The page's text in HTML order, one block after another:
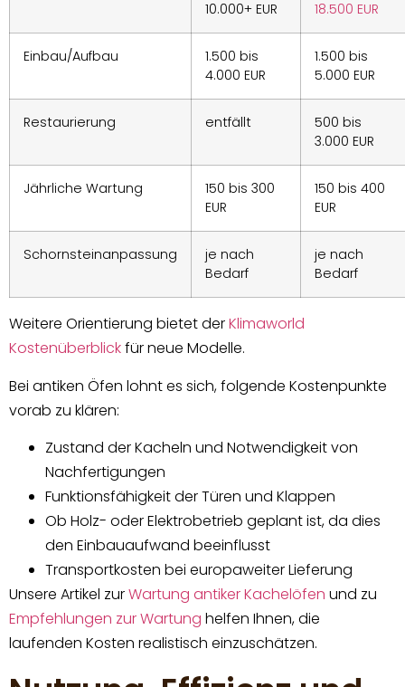
10.000+ EUR 18.500 EUR
Einbau/Aufbau
1.500 bis
4.000 EUR
1.500 bis
5.000 EUR
Restaurierung entfällt
500 bis
3.000 EUR
Jährliche Wartung
150 bis 300
EUR
150 bis 400
EUR
Schornsteinanpassung
je nach
Bedarf
je nach
Bedarf
Weitere Orientierung bietet derKlimaworld
Kostenüberblickfür neue Modelle.
Bei antiken Öfen lohnt es sich, folgende Kostenpunkte
vorab zu klären:
Zustand der Kacheln und Notwendigkeit von
Nachfertigungen
Funktionsfähigkeit der Türen und Klappen
Ob Holz- oder Elektrobetrieb geplant ist, da dies
den Einbauaufwand beeinflusst
Transportkosten bei europaweiter Lieferung
Unsere Artikel zurWartung antiker Kachelöfen und zu
Empfehlungen zur Wartung helfen Ihnen, die
laufenden Kosten realistisch einzuschätzen.